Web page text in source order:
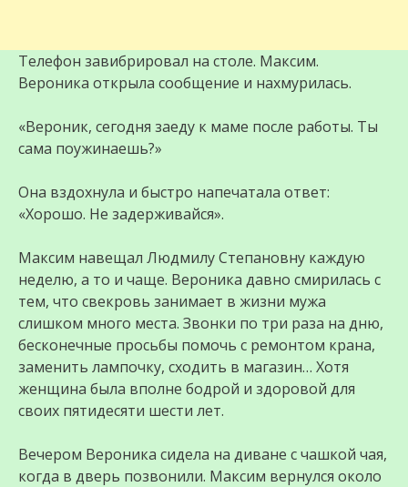
Телефон завибрировал на столе. Максим.
Вероника открыла сообщение и нахмурилась.
«Вероник, сегодня заеду к маме после работы. Ты
сама поужинаешь?»
Она вздохнула и быстро напечатала ответ:
«Хорошо. Не задерживайся».
Максим навещал Людмилу Степановну каждую
неделю, а то и чаще. Вероника давно смирилась с
тем, что свекровь занимает в жизни мужа
слишком много места. Звонки по три раза на дню,
бесконечные просьбы помочь с ремонтом крана,
заменить лампочку, сходить в магазин… Хотя
женщина была вполне бодрой и здоровой для
своих пятидесяти шести лет.
Вечером Вероника сидела на диване с чашкой чая,
когда в дверь позвонили. Максим вернулся около